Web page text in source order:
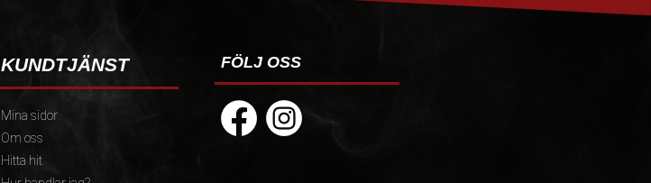
KUNDTJÄNST
Mina sidor
Om oss
Hitta hit
FÖLJ OSS